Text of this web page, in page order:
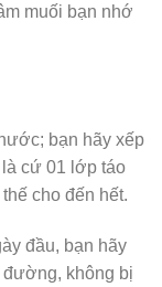
muối bạn nhớ
bạn hãy xếp
là cứ 01 lớp táo
cho đến hết.
đầu, bạn hãy
đường, không bị